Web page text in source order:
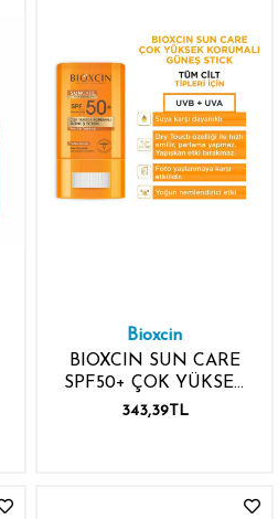
Bioxcin
BIOXCIN SUN CARE
SPF50+ ÇOK YÜKSEK
KORUMALI GÜNEŞ
343,39TL